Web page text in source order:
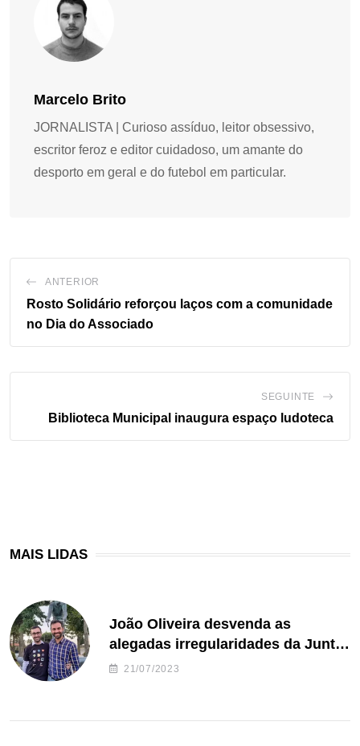
Marcelo Brito
JORNALISTA | Curioso assíduo, leitor obsessivo,
escritor feroz e editor cuidadoso, um amante do
desporto em geral e do futebol em particular.
ANTERIOR
Rosto Solidário reforçou laços com a comunidade
no Dia do Associado
SEGUINTE
Biblioteca Municipal inaugura espaço ludoteca
MAIS LIDAS
João Oliveira desvenda as
alegadas irregularidades da Junta
de Freguesia S. João de Ver
21/07/2023